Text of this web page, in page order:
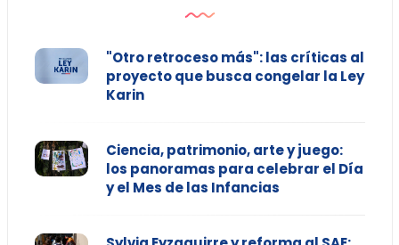
"Otro retroceso más": las críticas al
proyecto que busca congelar la Ley
Karin
Ciencia, patrimonio, arte y juego:
los panoramas para celebrar el Día
y el Mes de las Infancias